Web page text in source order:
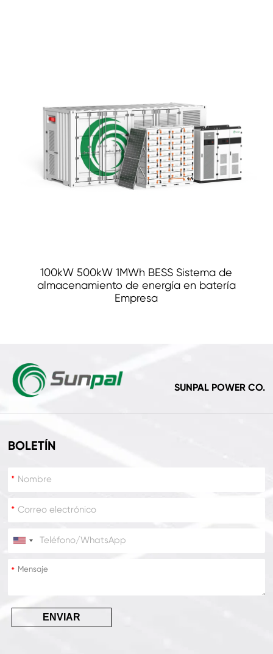
100kW 500kW 1MWh BESS Sistema de
almacenamiento de energía en batería
Empresa
SUNPAL POWER CO.
BOLETÍN
*
*
*
*
ENVIAR